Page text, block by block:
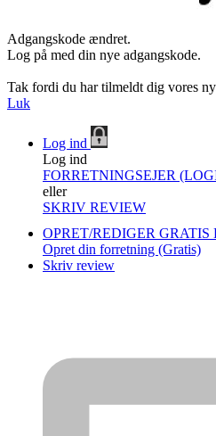
Adgangskode ændret.
Log på med din nye adgangskode.
Tak fordi du har tilmeldt dig vores
Luk
Log ind
Log ind
FORRETNINGSEJER
eller
SKRIV REVIEW
OPRET/REDIGER
Opret din forretning (Gratis)
Skriv review